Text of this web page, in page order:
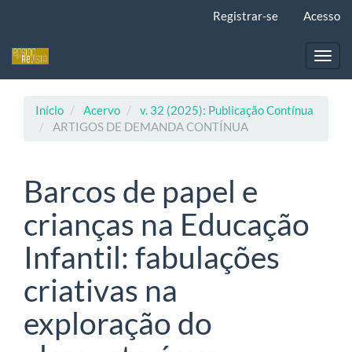
principal
Registrar-se Acesso
Início Acervo
v. 32 (2025): Publicação Contínua
ARTIGOS DE DEMANDA CONTÍNUA
Barcos de papel e
crianças na Educação
Infantil: fabulações
criativas na
exploração do